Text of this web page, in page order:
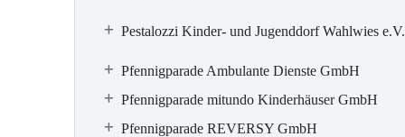
Pestalozzi Kinder- und Jugenddorf Wahlwies e.V.
Pfennigparade Ambulante Dienste GmbH
Pfennigparade mitundo Kinderhäuser GmbH
Pfennigparade REVERSY GmbH